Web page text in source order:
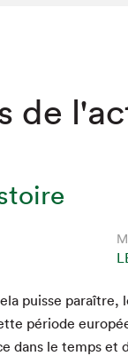
Que
de
puisse paraître,
péri­ode
dans le temps et